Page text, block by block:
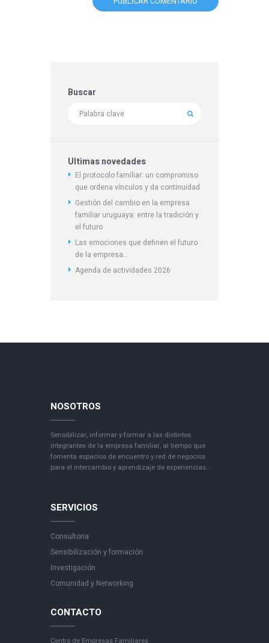
Buscar
Ultimas novedades
El protocolo familiar: un compromiso
que ordena vínculos y da continuidad
Gestión del cambio en la empresa
familiar uruguaya: entre la tradición y
el futuro
Las emociones que definen el futuro
de la empresa…
Agenda de actividades 2026
NOSOTROS
Sensibilizar, informar y formar a las distintos
integrantes de la empresa familiar, al tiempo que
fomenta espacios de encuentro y red de negocios
para el intercambio y aprendizaje de experiencias.
SERVICIOS
Consultoria
Sensibilización y formación
Investigación
Comunidad y Networking
CONTACTO